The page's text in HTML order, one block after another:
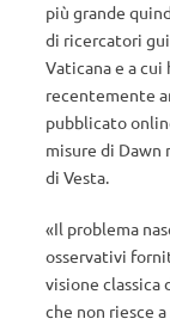
più grande
di ricercatori
Vaticana e a
recentemente
pubblicato
misure di Dawn
di Vesta.
«Il problema
osservativi
visione classica
che non riesce